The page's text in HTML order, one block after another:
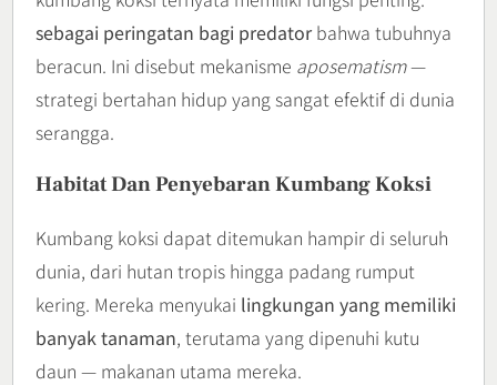
sebagai peringatan bagi predatorbahwa tubuhnya
beracun. Ini disebut mekanisme aposematism—
strategi bertahan hidup yang sangat efektif di dunia
serangga.
Habitat Dan Penyebaran Kumbang Koksi
Kumbang koksi dapat ditemukan hampir di seluruh
dunia, dari hutan tropis hingga padang rumput
kering. Mereka menyukai lingkungan yang memiliki
banyak tanaman, terutama yang dipenuhi kutu
daun — makanan utama mereka.